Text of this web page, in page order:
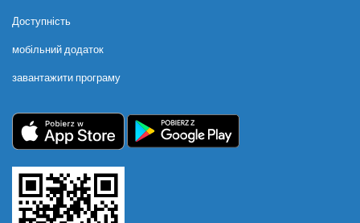
Доступність
мобільний додаток
завантажити програму